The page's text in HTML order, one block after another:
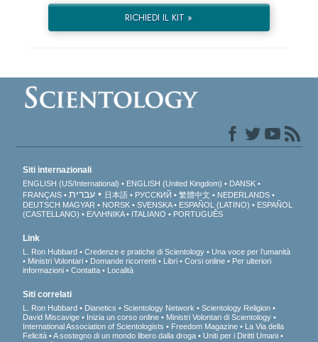
RICHIEDI IL KIT »
Siti internazionali
ENGLISH (US/International) ENGLISH (United Kingdom)
DANSK
FRANÇAIS
עברית 日本語 РУССКИЙ 繁體中文
NEDERLANDS
DEUTSCH MAGYAR NORSK SVENSKA ESPAÑOL (LATINO)
ESPAÑOL
(CASTELLANO)
ΕΛΛΗΝΙΚA ITALIANO PORTUGUÊS
Link
L. Ron Hubbard Credenze e pratiche di Scientology
Una voce per l’umanità
Ministri Volontari
Domande ricorrenti Libri Corsi online
Per ulteriori
informazioni
Contatta Località
Siti correlati
L. Ron Hubbard Dianetics Scientology Network
Scientology Religion
David Miscavige
Inizia un corso online
Ministri Volontari di Scientology
International Association of Scientologists
Freedom Magazine
La Via della
Felicità
A sostegno di un mondo libero dalla droga
Uniti per i Diritti Umani